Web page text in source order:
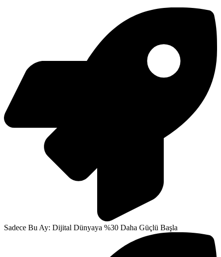
Sadece Bu Ay: Dijital Dünyaya %30 Daha Güçlü Başla